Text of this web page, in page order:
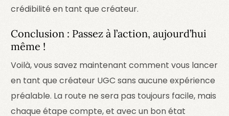
crédibilité en tant que créateur.
Conclusion : Passez à l’action, aujourd’hui
même !
Voilà, vous savez maintenant comment vous lancer
en tant que créateur UGC sans aucune expérience
préalable. La route ne sera pas toujours facile, mais
chaque étape compte, et avec un bon état